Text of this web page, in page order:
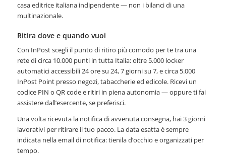
casa editrice italiana indipendente — non i bilanci di una
multinazionale.
Ritira dove e quando vuoi
Con InPost scegli il punto di ritiro più comodo per te tra una
rete di circa 10.000 punti in tutta Italia: oltre 5.000 locker
automatici accessibili 24 ore su 24, 7 giorni su 7, e circa 5.000
InPost Point presso negozi, tabaccherie ed edicole. Ricevi un
codice PIN o QR code e ritiri in piena autonomia — oppure ti fai
assistere dall’esercente, se preferisci.
Una volta ricevuta la notifica di avvenuta consegna, hai 3 giorni
lavorativi per ritirare il tuo pacco. La data esatta è sempre
indicata nella email di notifica: tienila d’occhio e organizzati per
tempo.